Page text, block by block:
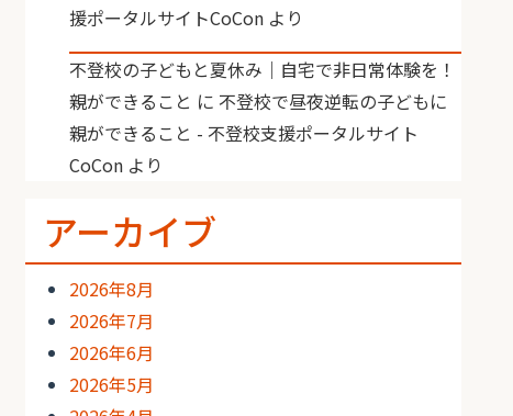
援ポータルサイトCoCon より
不登校の子どもと夏休み｜自宅で非日常体験を！
親ができること に 不登校で昼夜逆転の子どもに
親ができること - 不登校支援ポータルサイト
CoCon より
アーカイブ
2026年8月
2026年7月
2026年6月
2026年5月